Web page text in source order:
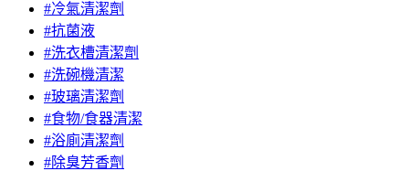
#冷氣清潔劑
#抗菌液
#洗衣槽清潔劑
#洗碗機清潔
#玻璃清潔劑
#食物/食器清潔
#浴廁清潔劑
#除臭芳香劑